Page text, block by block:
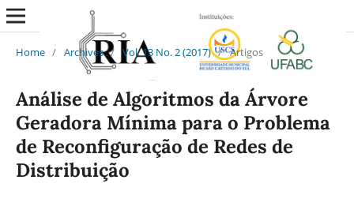
Home / Archives / Vol. 13 No. 2 (2017) / Artigos
Análise de Algoritmos da Árvore
Geradora Mínima para o Problema
de Reconfiguração de Redes de
Distribuição